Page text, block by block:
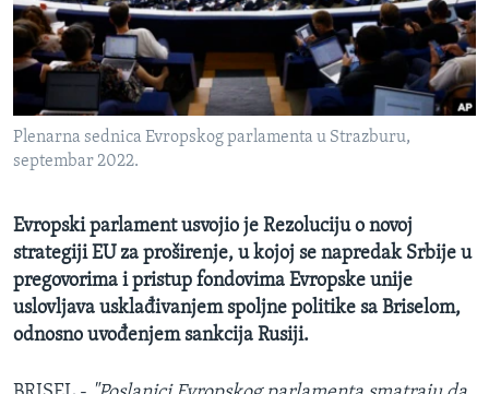
MAGAZIN
O GLASU AMERIKE
Learning English
PRATITE NAS
Jezici
Plenarna sednica Evropskog parlamenta u Strazburu,
septembar 2022.
Evropski parlament usvojio je Rezoluciju o novoj
strategiji EU za proširenje, u kojoj se napredak Srbije u
pregovorima i pristup fondovima Evropske unije
uslovljava usklađivanjem spoljne politike sa Briselom,
odnosno uvođenjem sankcija Rusiji.